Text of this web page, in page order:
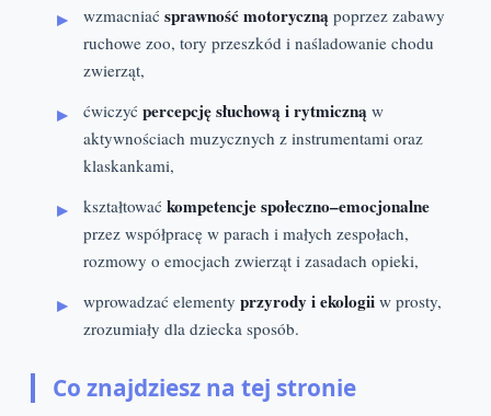
wzmacniać sprawność motoryczną poprzez zabawy
ruchowe zoo, tory przeszkód i naśladowanie chodu
zwierząt,
ćwiczyć percepcję słuchową i rytmiczną w
aktywnościach muzycznych z instrumentami oraz
klaskankami,
kształtować kompetencje społeczno–emocjonalne
przez współpracę w parach i małych zespołach,
rozmowy o emocjach zwierząt i zasadach opieki,
wprowadzać elementy przyrody i ekologii w prosty,
zrozumiały dla dziecka sposób.
Co znajdziesz na tej stronie